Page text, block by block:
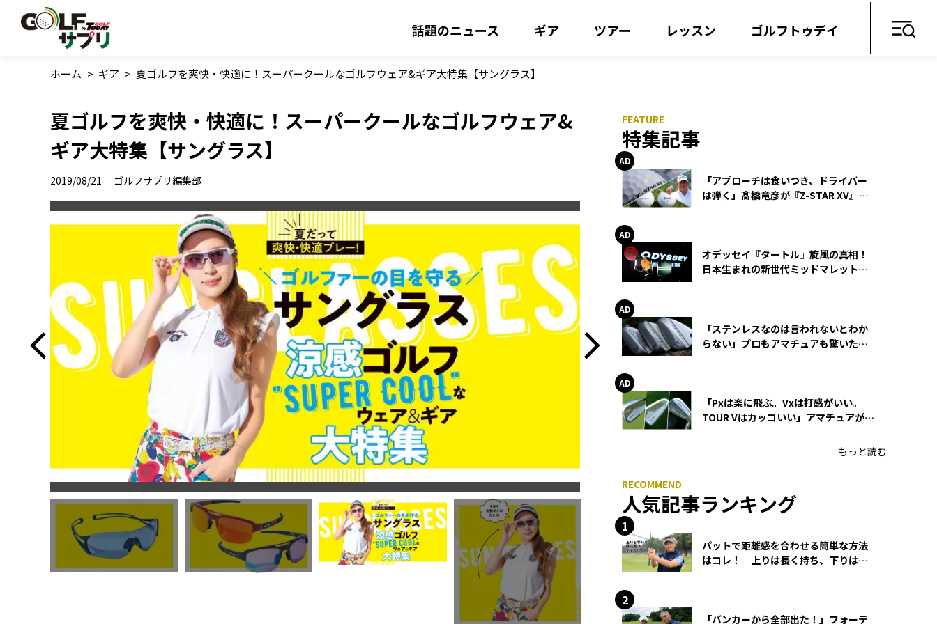
話題のニュース ギア ツアー レッスン ゴルフトゥデイ
ホーム > ギア > 夏ゴルフを爽快・快適に！スーパークールなゴルフウェア&ギア大特集【サングラス】
夏ゴルフを爽快・快適に！スーパークールなゴルフウェア&
ギア大特集【サングラス】
2019/08/21 ゴルフサプリ編集部
特集記事
「アプローチは食いつき、ドライバー
は弾く」髙橋竜彦が『Z-STAR XV』を
オデッセイ『タートル』旋風の真相！
日本生まれの新世代ミッドマレットが
「ステンレスなのは言われないとわか
らない」プロもアマチュアも驚いた
「Pxは楽に飛ぶ。Vxは打感がいい。
TOUR Vはカッコいい」アマチュアが選
もっと読む
人気記事ランキング
パットで距離感を合わせる簡単な方法
はコレ！ 上りは長く持ち、下りは短
「バンカーから全部出た！」フォーテ